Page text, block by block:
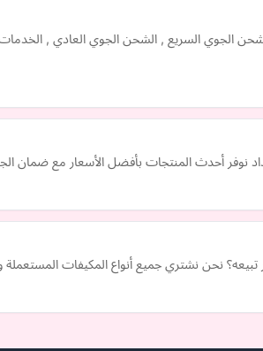
السريع , الشحن الجوي العادي , الخدمات
نوفر أحدث المنتجات بأفضل الأسعار مع ضمان
نحن نشتري جميع أنواع المكيفات المستعملة